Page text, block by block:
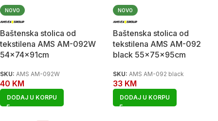
NOVO
Baštenska stolica od
tekstilena AMS AM-092W
54x74x91cm
SKU: AMS AM-092W
40 KM
DODAJ U KORPU
NOVO
Baštenska stolica od
tekstilena AMS AM-092
black 55x75x95cm
SKU: AMS AM-092 black
33 KM
DODAJ U KORPU